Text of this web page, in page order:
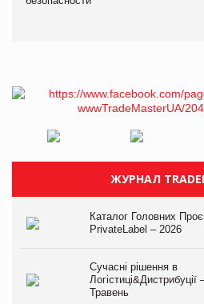
ЖУРНАЛ
Каталог Головних
PrivateLabel – 2026
Сучасні рішення в
Логістиці&Дистрибуції
Травень